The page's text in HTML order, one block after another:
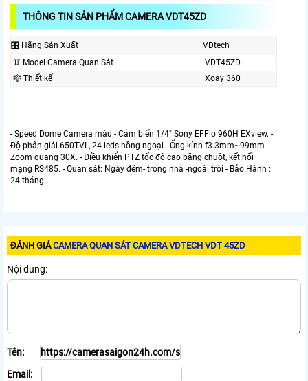
THÔNG TIN SẢN PHẨM CAMERA VDT45ZD
🎛 Hãng Sản Xuất
VDtech
♊ Model Camera Quan Sát
VDT45ZD
🎼️ Thiết kế
Xoay 360
- Speed Dome Camera màu - Cảm biến 1/4" Sony EFFio 960H EXview. -
Độ phân giải 650TVL, 24 leds hồng ngoại - Ống kính f3.3mm~99mm
Zoom quang 30X. - Điều khiển PTZ tốc độ cao bằng chuột, kết nối
mạng RS485. - Quan sát: Ngày đêm- trong nhà -ngoài trời - Bảo Hành :
24 tháng.
ĐÁNH GIÁCAMERA QUAN SÁT CAMERA VDTECH VDT 45ZD
Nội dung:
Tên:
Email: